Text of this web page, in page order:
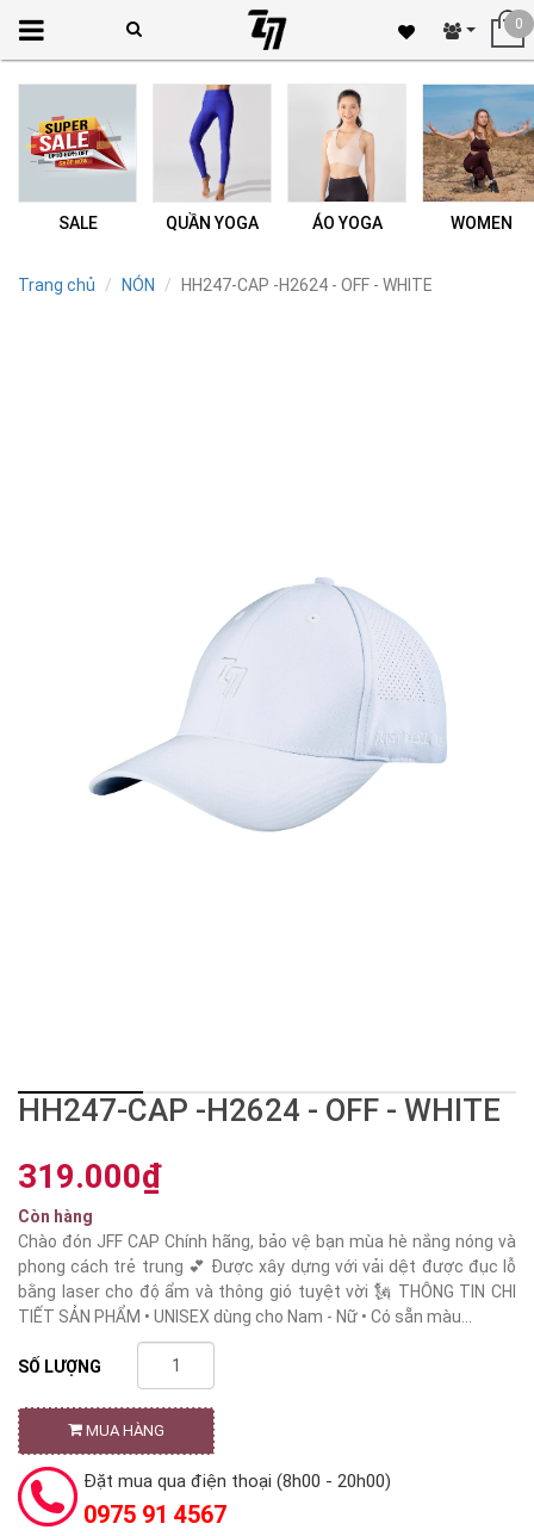
0
SALE QUẦN YOGA ÁO YOGA WOMEN
Trang chủ NÓN HH247-CAP -H2624 - OFF - WHITE
HH247-CAP -H2624 - OFF - WHITE
319.000₫
Còn hàng
Chào đón JFF CAP Chính hãng, bảo vệ bạn mùa hè nắng nóng và
phong cách trẻ trung 💕 Được xây dựng với vải dệt được đục lỗ
bằng laser cho độ ẩm và thông gió tuyệt vời 🗽 THÔNG TIN CHI
TIẾT SẢN PHẨM • UNISEX dùng cho Nam - Nữ • Có sẵn màu...
SỐ LƯỢNG
MUA HÀNG
Đặt mua qua điện thoại (8h00 - 20h00)
0975 91 4567